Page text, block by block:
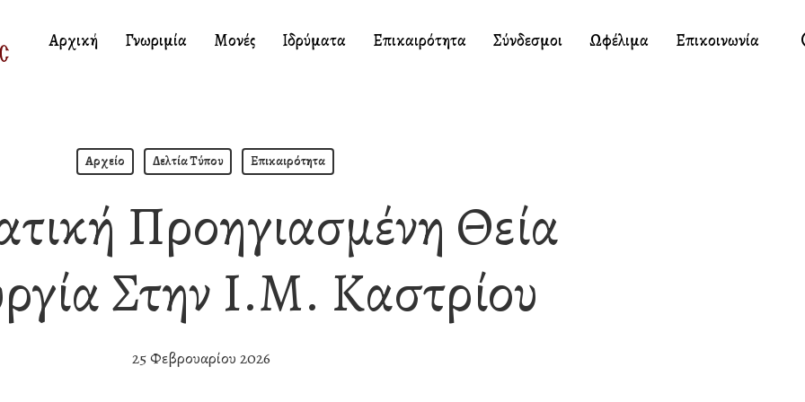
Αρχική Γνωριμία Μονές Ιδρύματα Επικαιρότητα Σύνδεσμοι Ωφέλιμα Επικοινωνία
Αρχείο Δελτία Τύπου Επικαιρότητα
Προηγιασμένη Θεία
Στην Ι.Μ. Καστρίου
25 Φεβρουαρίου 2026